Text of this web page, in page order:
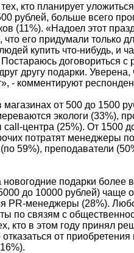
кто планирует
рублей, больше всего
(11%). «Надоел этот
его придумали только
купить что-нибудь, и
договориться с
другу подарки.
- комментируют
магазинах от 500 до 1500
экологи (33%),
call-центра (25%). От 1500
потратят менеджеры по
(по 59%), преподаватели
новогодние подарки более
до 10000 рублей) чаще
PR-менеджеры (28%).
по связям с
кто в этом году принял
от приобретения